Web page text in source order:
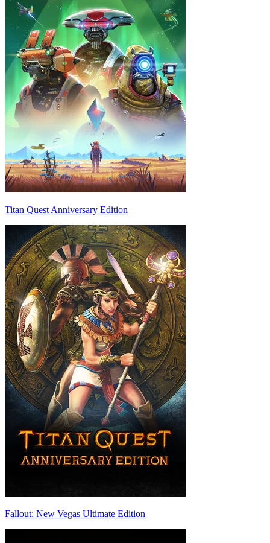
Titan Quest Anniversary Edition
Fallout: New Vegas Ultimate Edition